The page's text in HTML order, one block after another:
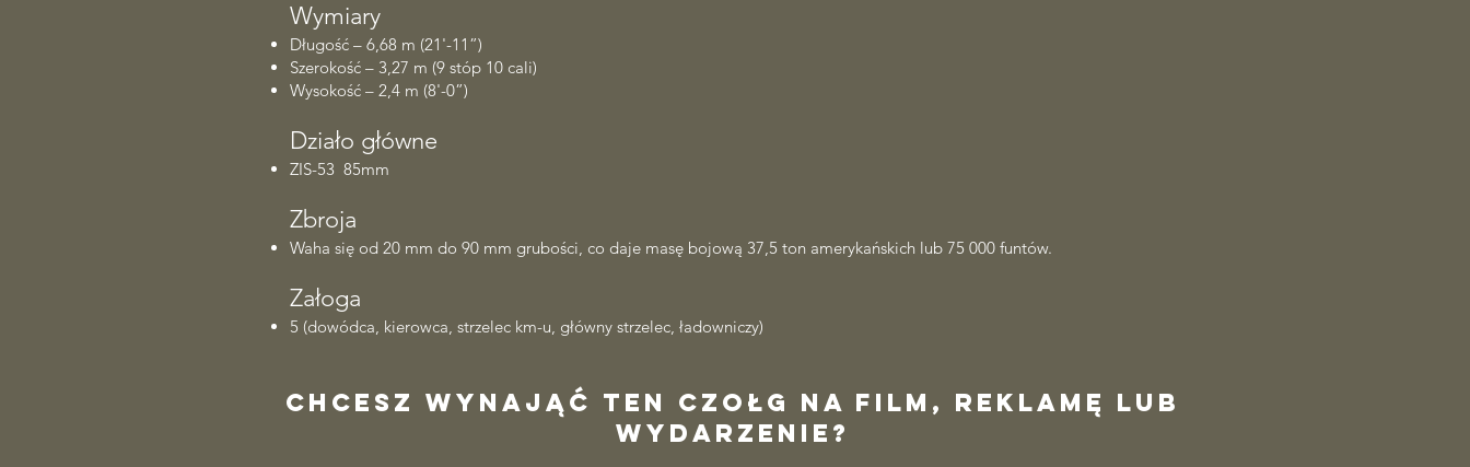
Wymiary
Długość – 6,68 m (21'-11”)
Szerokość – 3,27 m (9 stóp 10 cali)
Wysokość – 2,4 m (8'-0”)
Działo główne
ZIS-53 85mm
Zbroja
Waha się od 20 mm do 90 mm grubości, co daje masę bojową 37,5 ton amerykańskich lub 75 000 funtów.
Załoga
5 (dowódca, kierowca, strzelec km-u, główny strzelec, ładowniczy)
Chcesz wynająć ten czołg na film, reklamę lub
wydarzenie?